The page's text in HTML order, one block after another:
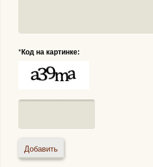
*Код на картинке: